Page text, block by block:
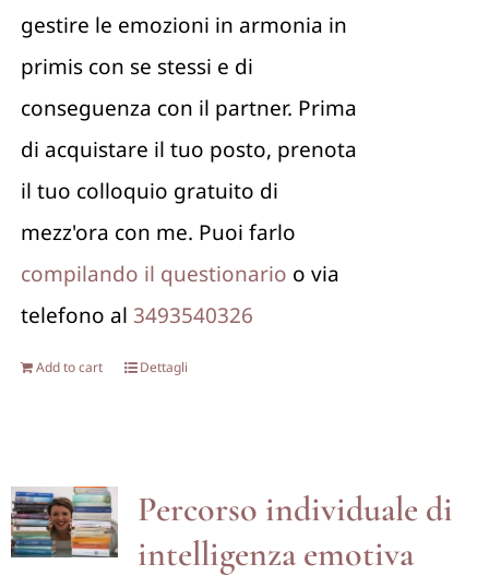
gestire le emozioni in armonia in
primis con se stessi e di
conseguenza con il partner. Prima
di acquistare il tuo posto, prenota
il tuo colloquio gratuito di
mezz'ora con me. Puoi farlo
compilando il questionario o via
telefono al 3493540326
Add to cart Dettagli
Percorso individuale di
intelligenza emotiva